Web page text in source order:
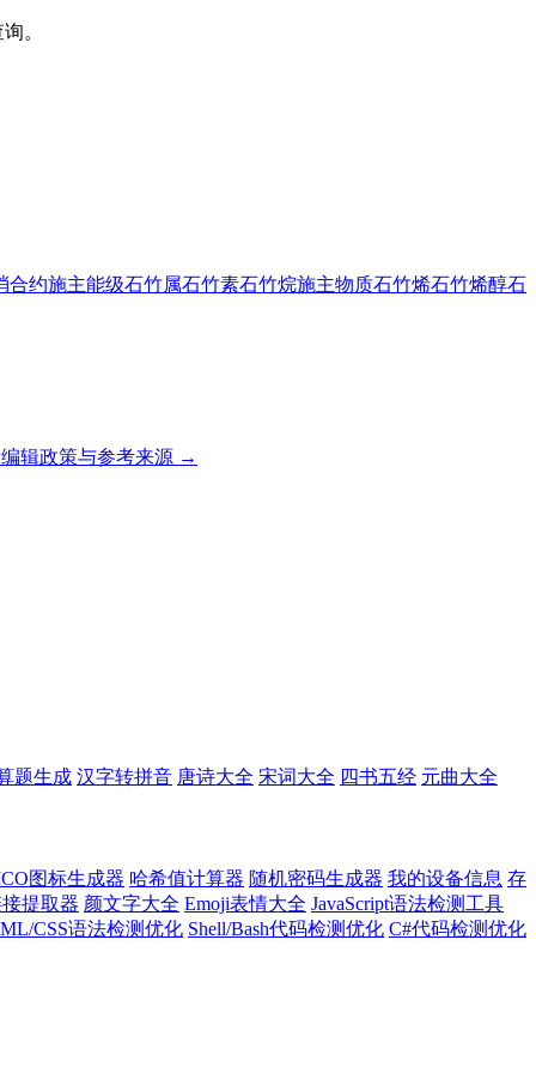
。
合约施主能级石竹属石竹素石竹烷施主物质石竹烯石竹烯醇石
辑政策与参考来源 →
题生成 汉字转拼音 唐诗大全 宋词大全 四书五经 元曲大全
图标生成器 哈希值计算器 随机密码生成器 我的设备信息 存
提取器 颜文字大全 Emoji表情大全 JavaScript语法检测工具
CSS语法检测优化 Shell/Bash代码检测优化 C#代码检测优化